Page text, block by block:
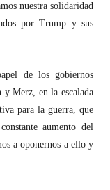
nuestra solidaridad
por Trump y sus
de los gobiernos
y Merz, en la escalada
para la guerra, que
aumento del
a oponernos a ello y